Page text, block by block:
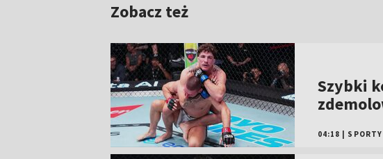
Zobacz też
Szybki
04:18